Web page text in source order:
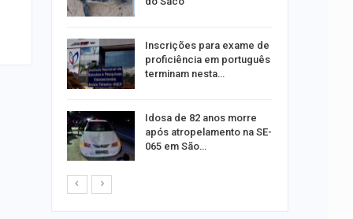
Inscrições para exame de
proficiência em português
terminam nesta…
Idosa de 82 anos morre
após atropelamento na SE-
065 em São…